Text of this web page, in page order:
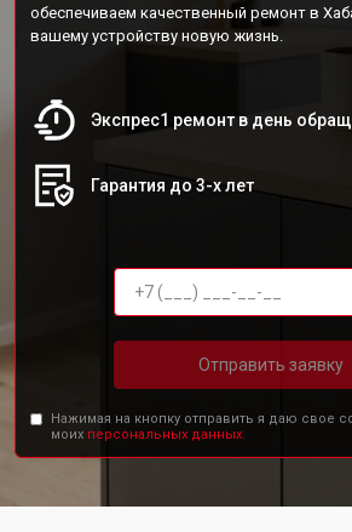
обеспечиваем качественный ремонт в
вашему устройству новую жизнь.
Экспрес1 ремонт в день
Гарантия до 3-х лет
Отправить заявку
Нажимая на кнопку отправить я даю свое
моих персональных данных.